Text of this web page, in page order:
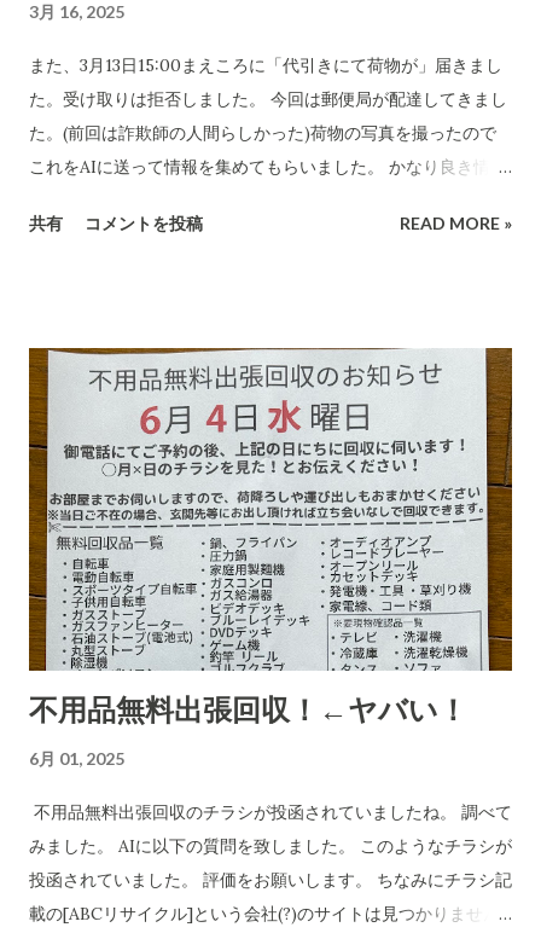
3月 16, 2025
また、3月13日15:00まえころに「代引きにて荷物が」届きまし
た。受け取りは拒否しました。 今回は郵便局が配達してきまし
た。(前回は詐欺師の人間らしかった)荷物の写真を撮ったので
これをAIに送って情報を集めてもらいました。 かなり良き情報
さまざま考え抜いてやっています。 高齢の女性や意思表示がで
受ける郵便局とヤマトなど宅配会社にとっては上得意のお客さ
まであるのかもしれない???...(受取拒絶で返品になる確率はかな
り高いのでその返送時の運賃も売上となります。) 以下は、AI
の分析です。長文です。 詐欺にかかる心理についてもAIに分
析・解説をしてもらいました。 CBB 株式会社、および
「charmmsho」という販売店に関する詐欺やトラブル報告の
有無を確認します。また、送り主情報の詳細な住所や連絡先が
正式な企業情報と一致するかどうかも調べます。 Research
completed in 8m· 16 件の情報源 CBB株式会社および販売店
「charmmsho」に関する調査報告 会社所在地・連絡先の検証
CBB株式会社は法人登記上、「大阪府泉南郡熊取町紺屋2丁目
屋2-20-1」と記載されています​ CBB-SHYOJI.COM 。販売店
「charmmsho」のサイト上で表示されていた会社所在地がこ
の住所と一致している場合、一見すると所在地に関しては正式
な企業情報と合致していると言えます。 しかし、連絡先情報に
共有 コメントを投稿 READ MORE »
不用品無料出張回収！←ヤバい！
6月 01, 2025
不用品無料出張回収のチラシが投函されていましたね。 調べて
みました。 AIに以下の質問を致しました。 このようなチラシが
投函されていました。 評価をお願いします。 ちなみにチラシ記
載の[ABCリサイクル]という会社(?)のサイトは見つかりません